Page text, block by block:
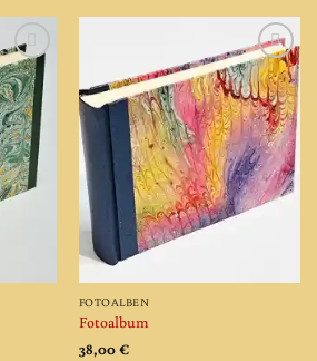
Add to
wishlist
Add to
wishlist
FOTOALBEN
Fotoalbum
38,00€